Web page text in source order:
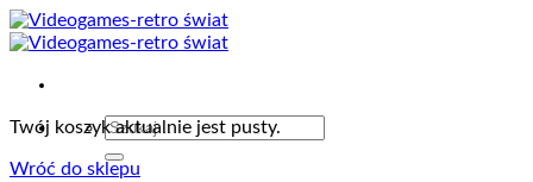
Przewiń
do
Szukaj:
Twój koszyk aktualnie jest pusty.
Wróć do sklepu